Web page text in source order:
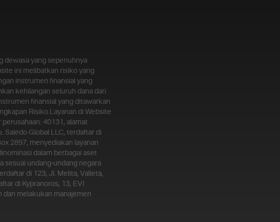
dewasa yang sepenuhnya
ini melibatkan risiko yang
instrumen finansial yang
kehilangan seluruh dana dari
finansial yang ditawarkan
Risiko. Layanan di Website
40131, alamat
Saledo Global LLC, terdaftar di
2897, menyediakan layanan
dalam berbagai aset
sesuai undang-undang negara
di 123, Jl. Melita, Valleta,
di Kypranoros, 13, EVI
dan melakukan manajemen